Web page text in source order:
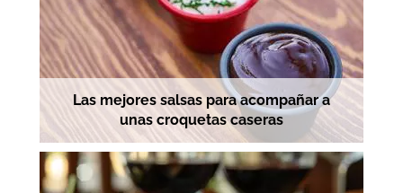
Las mejores salsas para acompañar a
unas croquetas caseras